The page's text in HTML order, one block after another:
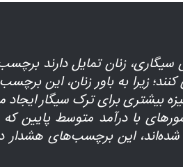
سیگاری، زنان تمایل دارند
کنند؛ زیرا به باور زنان، این
با درآمد متوسط ​​پایین
شده‌اند، این برچسب‌های